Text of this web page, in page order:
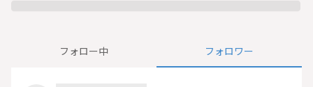
フォロー中 フォロワー